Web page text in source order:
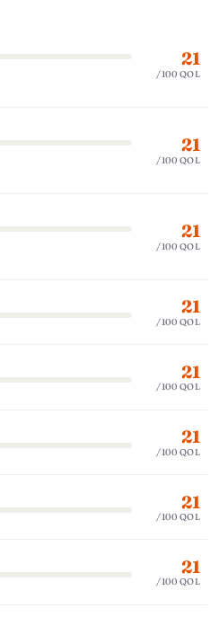
21
/100 QOL
21
/100 QOL
21
/100 QOL
21
/100 QOL
21
/100 QOL
21
/100 QOL
21
/100 QOL
21
/100 QOL